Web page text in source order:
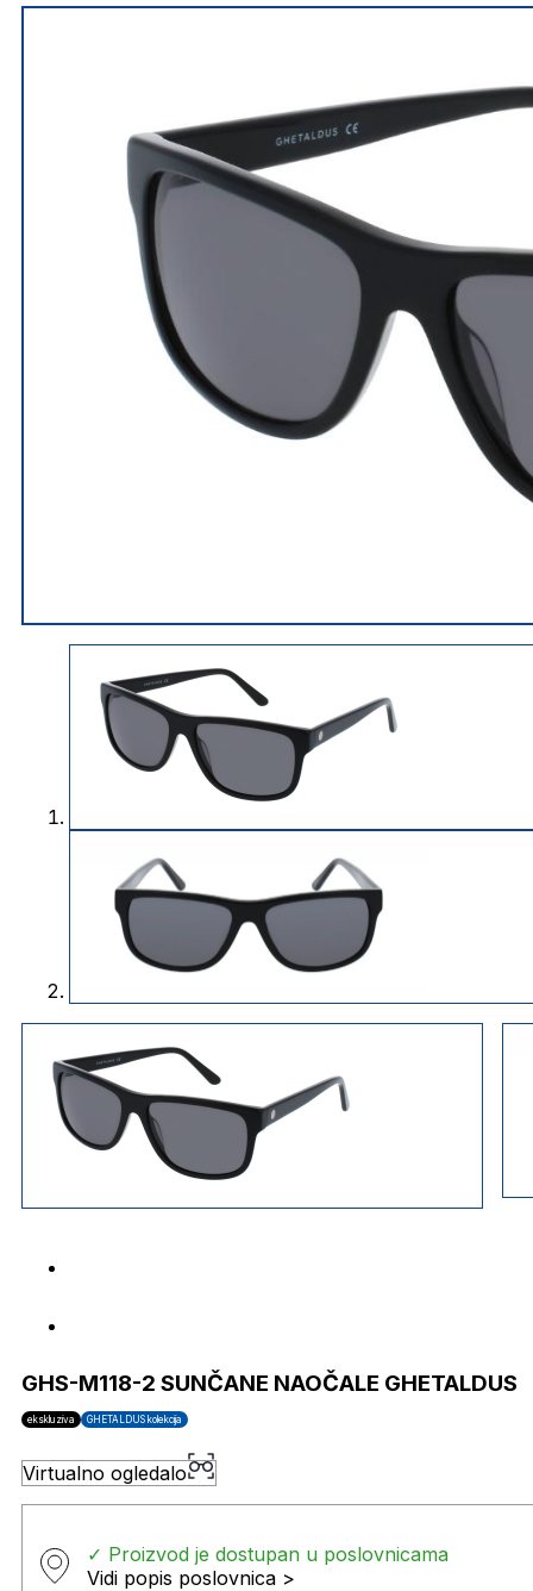
GHS-M118-2 SUNČANE NAOČALE GHETALDUS
ekskluziva GHETALDUS kolekcija
Virtualno ogledalo
✓ Proizvod je dostupan u poslovnicama
Vidi popis poslovnica >